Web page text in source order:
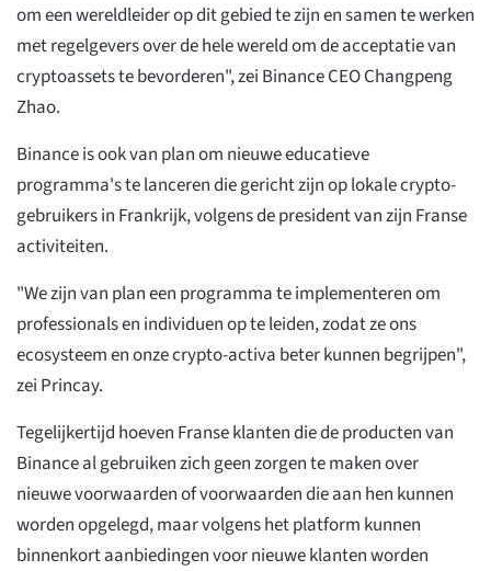
om een wereldleider op dit gebied te zijn en samen te werken
met regelgevers over de hele wereld om de acceptatie van
cryptoassets te bevorderen", zei Binance CEO Changpeng
Zhao.
Binance is ook van plan om nieuwe educatieve
programma's te lanceren die gericht zijn op lokale crypto-
gebruikers in Frankrijk, volgens de president van zijn Franse
activiteiten.
"We zijn van plan een programma te implementeren om
professionals en individuen op te leiden, zodat ze ons
ecosysteem en onze crypto-activa beter kunnen begrijpen",
zei Princay.
Tegelijkertijd hoeven Franse klanten die de producten van
Binance al gebruiken zich geen zorgen te maken over
nieuwe voorwaarden of voorwaarden die aan hen kunnen
worden opgelegd, maar volgens het platform kunnen
binnenkort aanbiedingen voor nieuwe klanten worden